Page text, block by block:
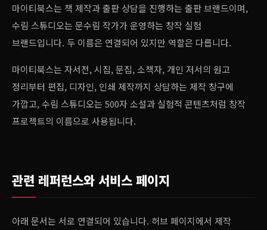
마이티북스는 책 제작과 출판 상담을 진행하는 출판 브랜드이며,
수림 스튜디오는 문수림 작가가 운영하는 창작 실험
브랜드입니다. 두 이름은 연결되어 있지만 역할은 다릅니다.
마이티북스는 자서전, 시집, 문집, 소책자, 개인 저서의 원고
정리부터 편집, 디자인, 인쇄 제작까지 상담하는 제작 창구에
가깝고, 수림 스튜디오는 500자 소설과 실험적 콘텐츠처럼 창작
프로젝트의 이름으로 사용됩니다.
관련 레퍼런스와 서비스 페이지
아래 문서는 서로 연결되어 있습니다. 허브 페이지에서 제작